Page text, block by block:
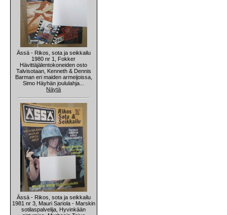
Ässä - Rikos, sota ja seikkailu
1980 nr 1, Fokker
Hävittäjälentokoneiden osto
Talvisotaan, Kenneth & Dennis
Barman eri maiden armeijoissa,
Simo Häyhän joululahja...
Näytä
Ässä - Rikos, sota ja seikkailu
1981 nr 3, Mauri Sariola - Marskin
sotilaspalvelija, Hyvinkään